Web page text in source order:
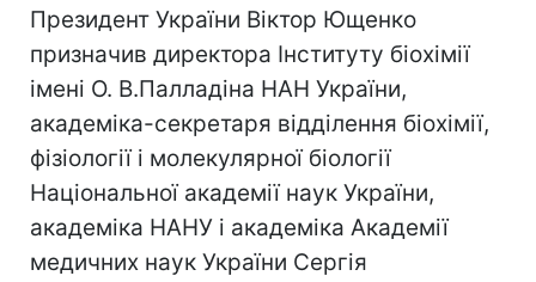
Президент України Віктор Ющенко
призначив директора Інституту біохімії
імені О. В.Палладіна НАН України,
академіка-секретаря відділення біохімії,
фізіології і молекулярної біології
Національної академії наук України,
академіка НАНУ і академіка Академії
медичних наук України Сергія